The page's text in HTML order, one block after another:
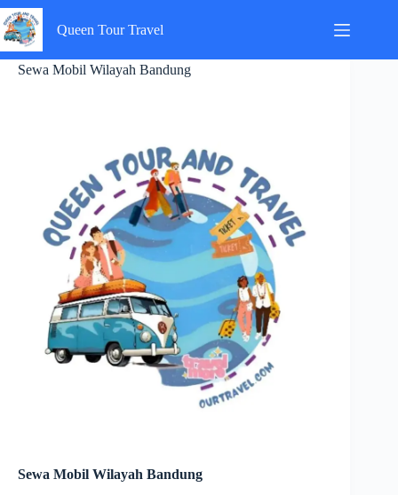
Skip
to
content
Queen Tour Travel
Sewa Mobil Wilayah Bandung
Sewa Mobil Wilayah Bandung